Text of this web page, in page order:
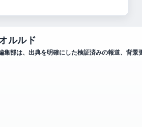
ルルド
集部は、出典を明確にした検証済みの報道、背景